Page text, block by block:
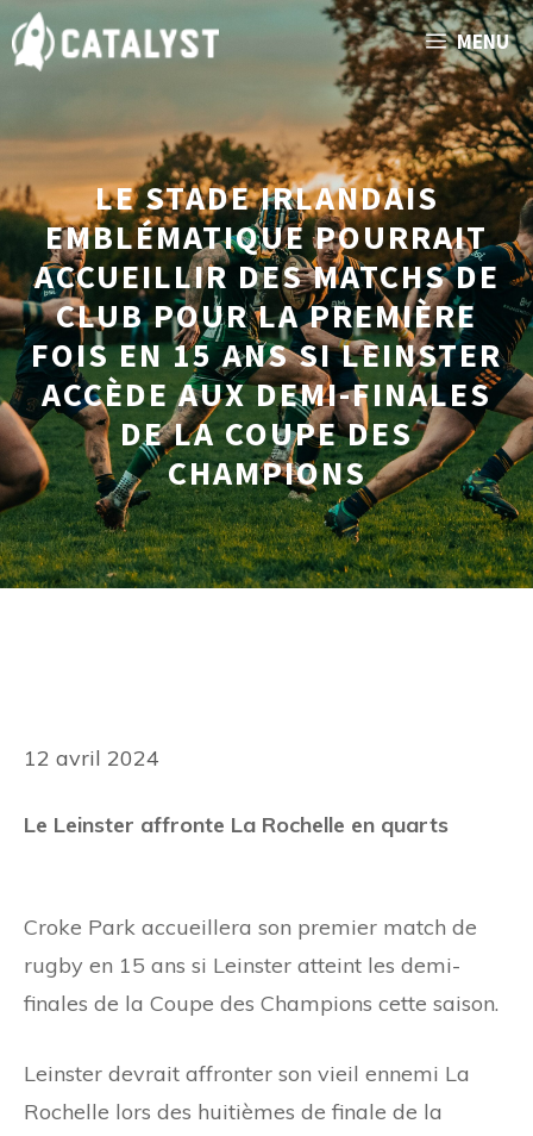
Aller
au
MENU
LE STADE IRLANDAIS
EMBLÉMATIQUE POURRAIT
ACCUEILLIR DES MATCHS DE
CLUB POUR LA PREMIÈRE
FOIS EN 15 ANS SI LEINSTER
ACCÈDE AUX DEMI-FINALES
DE LA COUPE DES
CHAMPIONS
12 avril 2024
Le Leinster affronte La Rochelle en quarts
Croke Park accueillera son premier match de
rugby en 15 ans si Leinster atteint les demi-
finales de la Coupe des Champions cette saison.
Leinster devrait affronter son vieil ennemi La
Rochelle lors des huitièmes de finale de la